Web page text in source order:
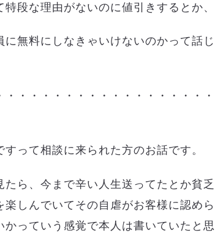
段な理由がないのに値引きするとか、
無料にしなきゃいけないのかって話じ
・・・・・・・・・・・・・・・・・
って相談に来られた方のお話です。
ら、今まで辛い人生送ってたとか貧乏
しんでいてその自虐がお客様に認めら
っていう感覚で本人は書いていたと思